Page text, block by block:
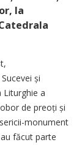
la
și
Liturghie a
de preoți și
monument
făcut parte